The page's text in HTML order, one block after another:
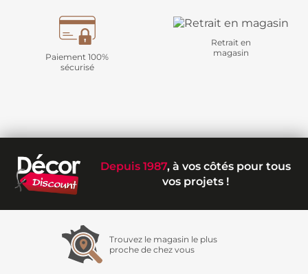
Paiement 100%
sécurisé
Retrait en
magasin
Depuis 1987, à vos côtés pour tous
vos projets !
Trouvez le magasin le plus
proche de chez vous